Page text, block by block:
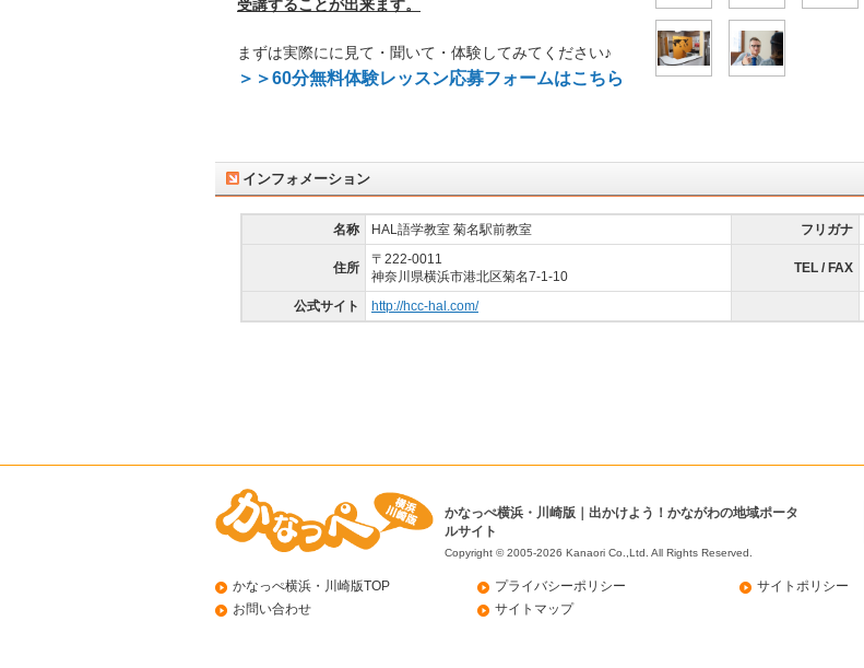
受講することが出来ます。
まずは実際にに見て・聞いて・体験してみてください♪
＞＞60分無料体験レッスン応募フォームはこちら
インフォメーション
名称 HAL語学教室 菊名駅前教室 フリガナ
住所
〒222-0011
神奈川県横浜市港北区菊名7-1-10
TEL / FAX
公式サイト http://hcc-hal.com/
かなっぺ横浜・川崎版｜出かけよう！かながわの地域ポータ
ルサイト
Copyright © 2005-2026 Kanaori Co.,Ltd. All Rights Reserved.
かなっぺ横浜・川崎版TOP
お問い合わせ
プライバシーポリシー
サイトマップ
サイトポリシー